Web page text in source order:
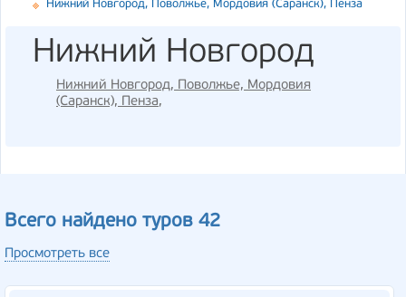
Нижний Новгород, Поволжье, Мордовия (Саранск), Пенза
Нижний Новгород
Нижний Новгород, Поволжье, Мордовия
(Саранск), Пенза,
Всего найдено туров 42
Просмотреть все